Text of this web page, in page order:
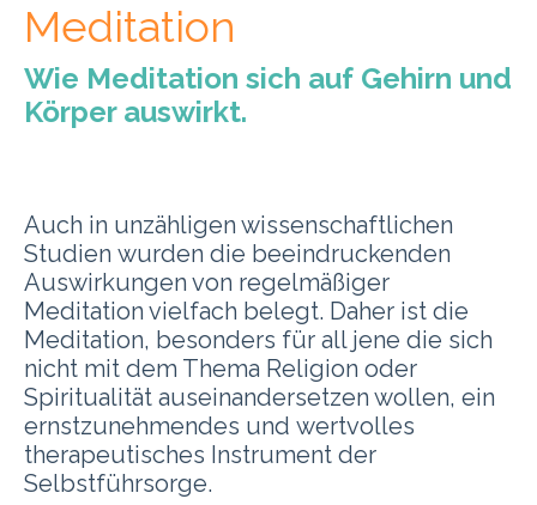
Meditation
Wie Meditation sich auf Gehirn und
Körper auswirkt.
Auch in unzähligen wissenschaftlichen
Studien wurden die beeindruckenden
Auswirkungen von regelmäßiger
Meditation vielfach belegt. Daher ist die
Meditation, besonders für all jene die sich
nicht mit dem Thema Religion oder
Spiritualität auseinandersetzen wollen, ein
ernstzunehmendes und wertvolles
therapeutisches Instrument der
Selbstführsorge.